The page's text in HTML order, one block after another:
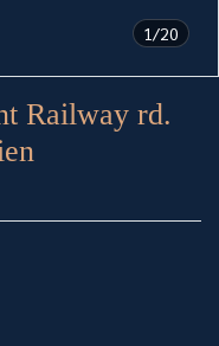
1/20
Railway rd.